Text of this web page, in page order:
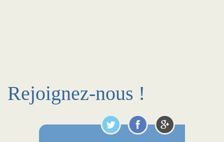
Rejoignez-nous !